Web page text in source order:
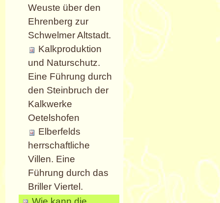
Weuste über den
Ehrenberg zur
Schwelmer Altstadt.
Kalkproduktion
und Naturschutz.
Eine Führung durch
den Steinbruch der
Kalkwerke
Oetelshofen
Elberfelds
herrschaftliche
Villen. Eine
Führung durch das
Briller Viertel.